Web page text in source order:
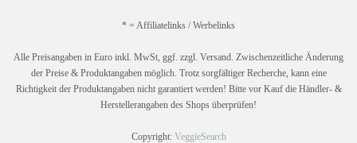
* = Affiliatelinks / Werbelinks
Alle Preisangaben in Euro inkl. MwSt, ggf. zzgl. Versand. Zwischenzeitliche Änderung
der Preise & Produktangaben möglich. Trotz sorgfältiger Recherche, kann eine
Richtigkeit der Produktangaben nicht garantiert werden! Bitte vor Kauf die Händler- &
Herstellerangaben des Shops überprüfen!
Copyright: VeggieSearch